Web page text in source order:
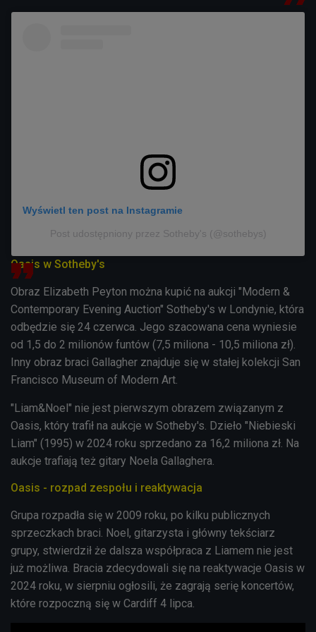
Wyświetl ten post na Instagramie
Post udostępniony przez Sotheby's (@sothebys)
Oasis w Sotheby's
Obraz Elizabeth Peyton można kupić na aukcji "Modern &
Contemporary Evening Auction" Sotheby's w Londynie, która
odbędzie się 24 czerwca. Jego szacowana cena wyniesie
od 1,5 do 2 milionów funtów (7,5 miliona - 10,5 miliona zł).
Inny obraz braci Gallagher znajduje się w stałej kolekcji San
Francisco Museum of Modern Art.
"Liam&Noel" nie jest pierwszym obrazem związanym z
Oasis, który trafił na aukcje w Sotheby's. Dzieło "Niebieski
Liam" (1995) w 2024 roku sprzedano za 16,2 miliona zł. Na
aukcje trafiają też gitary Noela Gallaghera.
Oasis - rozpad zespołu i reaktywacja
Grupa rozpadła się w 2009 roku, po kilku publicznych
sprzeczkach braci. Noel, gitarzysta i główny tekściarz
grupy, stwierdził że dalsza współpraca z Liamem nie jest
już możliwa. Bracia zdecydowali się na reaktywacje Oasis w
2024 roku, w sierpniu ogłosili, że zagrają serię koncertów,
które rozpoczną się w Cardiff 4 lipca.